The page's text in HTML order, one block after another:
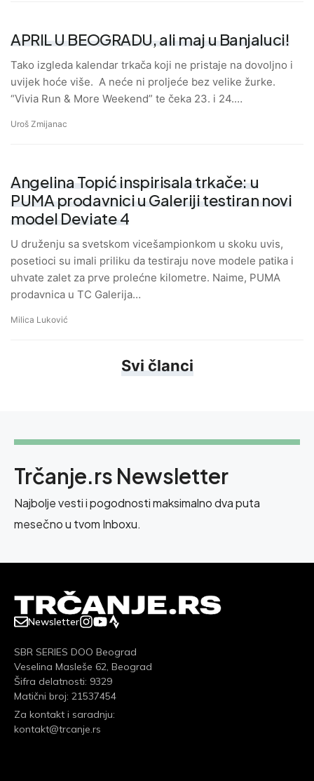
APRIL U BEOGRADU, ali maj u Banjaluci!
Tako izgleda kalendar trkača koji ne pristaje na dovoljno i
uvijek hoće više. A neće ni proljeće bez velike žurke.
“Vivia Run & More Weekend” te čeka 23. i 24.…
Uroš Zmijanac
Angelina Topić inspirisala trkače: u
PUMA prodavnici u Galeriji testiran novi
model Deviate 4
U druženju sa svetskom vicešampionkom u skoku uvis,
posetioci su imali priliku da testiraju nove modele patika i
uhvate zalet za prve prolećne kilometre. Naime, PUMA
prodavnica u TC Galerija…
Milica Luković
Svi članci
Trčanje.rs Newsletter
Najbolje vesti i pogodnosti maksimalno dva puta
mesečno u tvom Inboxu.
Newsletter
SBR SERIES DOO Beograd
Veselina Masleše 62, Beograd
Šifra delatnosti: 9329
Matični broj: 21537454
Za kontakt i saradnju:
kontakt@trcanje.rs